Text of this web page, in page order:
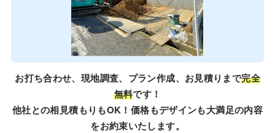
お打ち合わせ、現地調査、プラン作成、お見積りまで完全
無料です！
他社との相見積もりもOK！価格もデザインも大満足の内容
をお約束いたします。